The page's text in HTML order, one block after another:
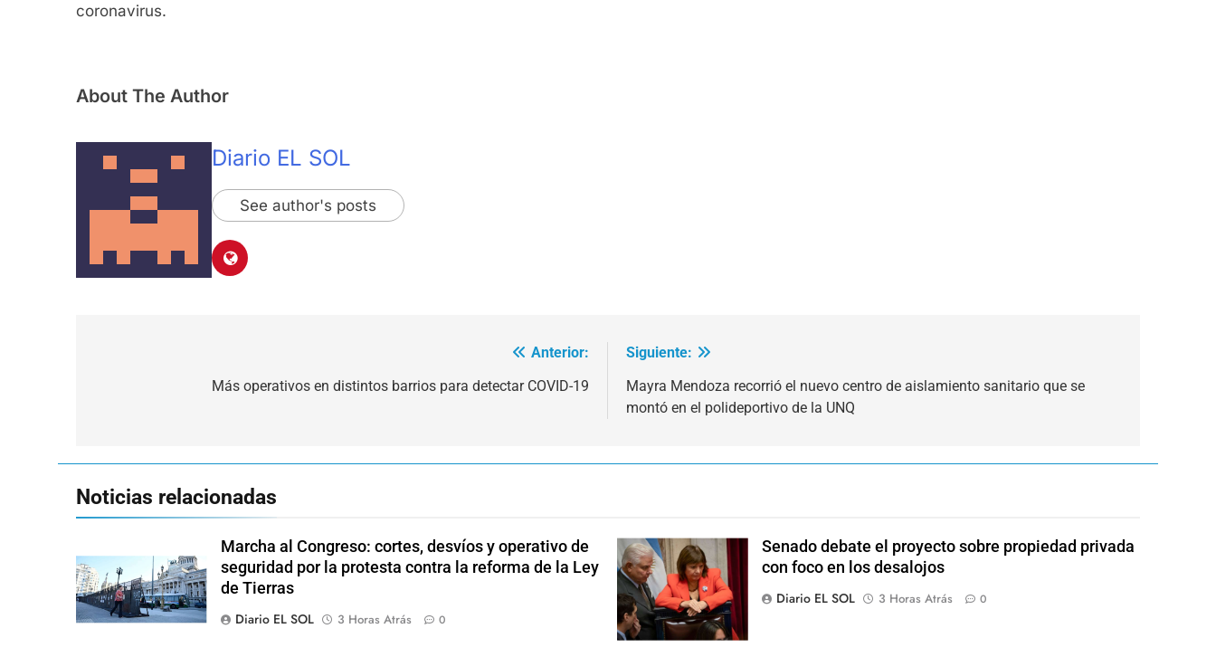
coronavirus.
About The Author
Diario EL SOL
See author's posts
Anterior:
Más operativos en distintos barrios para detectar COVID-19
Siguiente:
Mayra Mendoza recorrió el nuevo centro de aislamiento sanitario que se
montó en el polideportivo de la UNQ
Noticias relacionadas
Marcha al Congreso: cortes, desvíos y operativo de
seguridad por la protesta contra la reforma de la Ley
de Tierras
Diario EL SOL
3 Horas Atrás 0
Senado debate el proyecto sobre propiedad privada
con foco en los desalojos
Diario EL SOL
3 Horas Atrás 0